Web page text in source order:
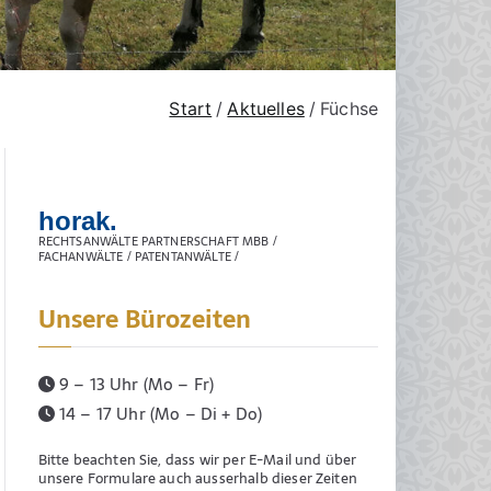
Start Aktuelles Füchse
horak.
RECHTSANWÄLTE PARTNERSCHAFT MBB /
FACHANWÄLTE / PATENTANWÄLTE /
Unsere Bürozeiten
9 – 13 Uhr (Mo – Fr)
14 – 17 Uhr (Mo – Di + Do)
Bitte beachten Sie, dass wir per E-Mail und über
unsere Formulare auch ausserhalb dieser Zeiten